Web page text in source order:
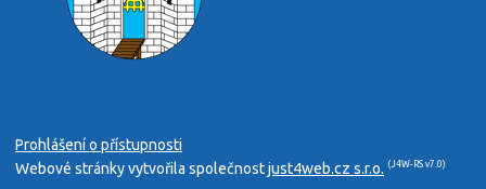
Prohlášení o přístupnosti
Webové stránky vytvořila společnostjust4web.cz s.r.o. (J4W-RS v7.0)